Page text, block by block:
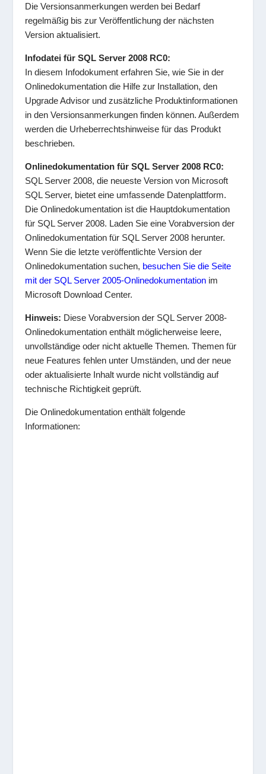
Die Versionsanmerkungen werden bei Bedarf
regelmäßig bis zur Veröffentlichung der nächsten
Version aktualisiert.
Infodatei für SQL Server 2008 RC0:
In diesem Infodokument erfahren Sie, wie Sie in der
Onlinedokumentation die Hilfe zur Installation, den
Upgrade Advisor und zusätzliche Produktinformationen
in den Versionsanmerkungen finden können. Außerdem
werden die Urheberrechtshinweise für das Produkt
beschrieben.
Onlinedokumentation für SQL Server 2008 RC0:
SQL Server 2008, die neueste Version von Microsoft
SQL Server, bietet eine umfassende Datenplattform.
Die Onlinedokumentation ist die Hauptdokumentation
für SQL Server 2008. Laden Sie eine Vorabversion der
Onlinedokumentation für SQL Server 2008 herunter.
Wenn Sie die letzte veröffentlichte Version der
Onlinedokumentation suchen, besuchen Sie die Seite
mit der SQL Server 2005-Onlinedokumentation im
Microsoft Download Center.
Hinweis: Diese Vorabversion der SQL Server 2008-
Onlinedokumentation enthält möglicherweise leere,
unvollständige oder nicht aktuelle Themen. Themen für
neue Features fehlen unter Umständen, und der neue
oder aktualisierte Inhalt wurde nicht vollständig auf
technische Richtigkeit geprüft.
Die Onlinedokumentation enthält folgende
Informationen: